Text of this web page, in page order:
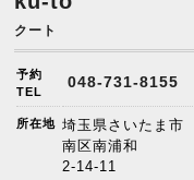
クート
予約
TEL
048-731-8155
所在地 埼玉県さいたま市
南区南浦和
2-14-11